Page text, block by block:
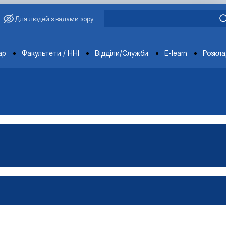
Для людей з вадами зору
Факультети / ННІ Відділи/Служби E-learn